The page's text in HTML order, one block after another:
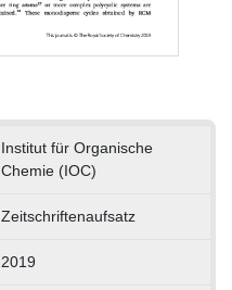
Institut für Organische
Chemie (IOC)
Zeitschriftenaufsatz
2019